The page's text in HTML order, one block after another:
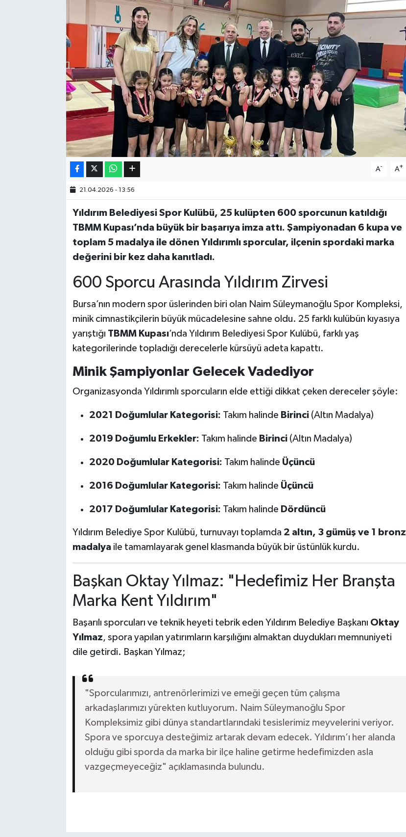
A- A+
21.04.2026 - 13:56
Yıldırım Belediyesi Spor Kulübü, 25 kulüpten 600 sporcunun katıldığı
TBMM Kupası’nda büyük bir başarıya imza attı. Şampiyonadan 6 kupa ve
toplam 5 madalya ile dönen Yıldırımlı sporcular, ilçenin spordaki marka
değerini bir kez daha kanıtladı.
600 Sporcu Arasında Yıldırım Zirvesi
Bursa’nın modern spor üslerinden biri olan Naim Süleymanoğlu Spor Kompleksi,
minik cimnastikçilerin büyük mücadelesine sahne oldu. 25 farklı kulübün kıyasıya
yarıştığı TBMM Kupası’nda Yıldırım Belediyesi Spor Kulübü, farklı yaş
kategorilerinde topladığı derecelerle kürsüyü adeta kapattı.
Minik Şampiyonlar Gelecek Vadediyor
Organizasyonda Yıldırımlı sporcuların elde ettiği dikkat çeken dereceler şöyle:
2021 Doğumlular Kategorisi: Takım halinde Birinci(Altın Madalya)
2019 Doğumlu Erkekler: Takım halinde Birinci(Altın Madalya)
2020 Doğumlular Kategorisi: Takım halinde Üçüncü
2016 Doğumlular Kategorisi: Takım halinde Üçüncü
2017 Doğumlular Kategorisi: Takım halinde Dördüncü
Yıldırım Belediye Spor Kulübü, turnuvayı toplamda 2 altın, 3 gümüş ve 1 bronz
madalyaile tamamlayarak genel klasmanda büyük bir üstünlük kurdu.
Başkan Oktay Yılmaz: "Hedefimiz Her Branşta
Marka Kent Yıldırım"
Başarılı sporcuları ve teknik heyeti tebrik eden Yıldırım Belediye Başkanı Oktay
Yılmaz, spora yapılan yatırımların karşılığını almaktan duydukları memnuniyeti
dile getirdi. Başkan Yılmaz;
"Sporcularımızı, antrenörlerimizi ve emeği geçen tüm çalışma
arkadaşlarımızı yürekten kutluyorum. Naim Süleymanoğlu Spor
Kompleksimiz gibi dünya standartlarındaki tesislerimiz meyvelerini veriyor.
Spora ve sporcuya desteğimiz artarak devam edecek. Yıldırım’ı her alanda
olduğu gibi sporda da marka bir ilçe haline getirme hedefimizden asla
vazgeçmeyeceğiz" açıklamasında bulundu.
Kültür & Sanat
Bilim, Teknoloji